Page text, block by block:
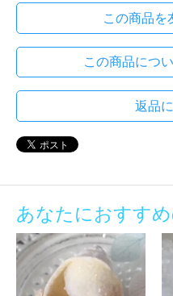
この商品を
この商品につ
返品
あなたにおすす